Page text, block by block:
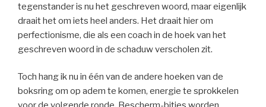
tegenstander is nu het geschreven woord, maar eigenlijk
draait het om iets heel anders. Het draait hier om
perfectionisme, die als een coach in de hoek van het
geschreven woord in de schaduw verscholen zit.
Toch hang ik nu in één van de andere hoeken van de
boksring om op adem te komen, energie te sprokkelen